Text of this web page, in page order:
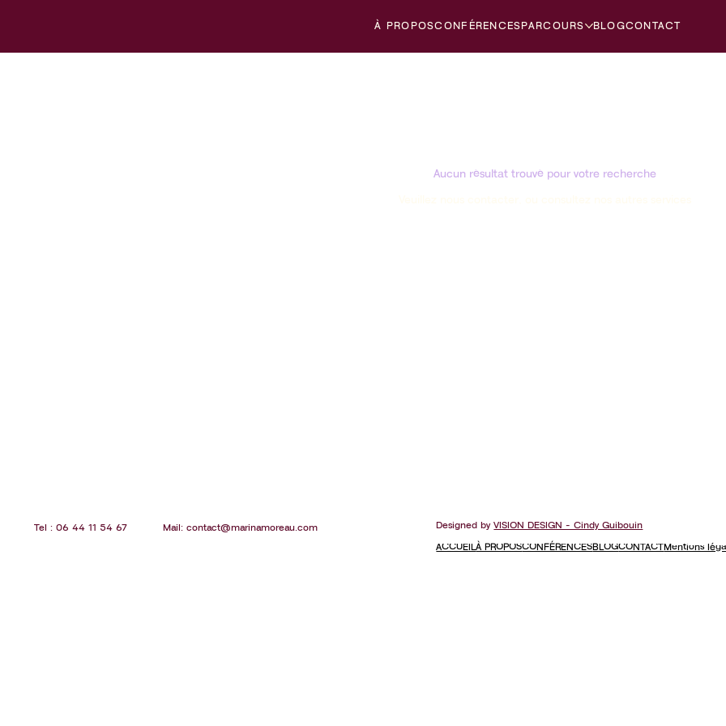
À PROPOSCONFÉRENCESPARCOURS BLOGCONTACT
Aucun résultat trouvé pour votre recherche
Tel : 06 44 11 54 67 Mail: contact@marinamoreau.com Designed byVISION DESIGN - Cindy Guibouin
ACCUEILÀ PROPOSCONFÉRENCESBLOGCONTACTMentions